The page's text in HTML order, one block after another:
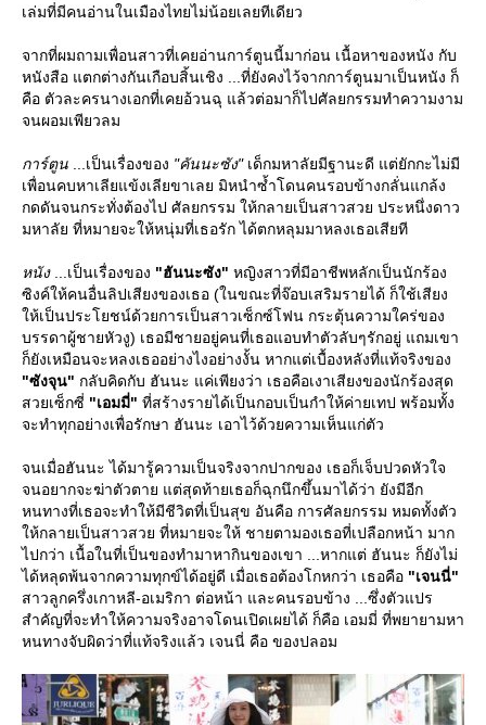
เล่มที่มีคนอ่านในเมืองไทยไม่น้อยเลยทีเดียว
จากที่ผมถามเพื่อนสาวที่เคยอ่านการ์ตูนนี้มาก่อน เนื้อหาของหนัง กับ
หนังสือ แตกต่างกันเกือบสิ้นเชิง ...ที่ยังคงไว้จากการ์ตูนมาเป็นหนัง ก็
คือ ตัวละครนางเอกที่เคยอ้วนฉุ แล้วต่อมาก็ไปศัลยกรรมทำความงาม
จนผอมเพียวลม
การ์ตูน ...เป็นเรื่องของ "คันนะซัง"เด็กมหาลัยมีฐานะดี แต่ยักกะไม่มี
เพื่อนคบหาเลียแข้งเลียขาเลย มิหนำซ้ำโดนคนรอบข้างกลั่นแกล้ง
กดดันจนกระทั่งต้องไป ศัลยกรรม ให้กลายเป็นสาวสวย ประหนึ่งดาว
มหาลัย ที่หมายจะให้หนุ่มที่เธอรัก ได้ตกหลุมมาหลงเธอเสียที
หนัง...เป็นเรื่องของ "ฮันนะซัง" หญิงสาวที่มีอาชีพหลักเป็นนักร้อง
ซิงค์ให้คนอื่นลิปเสียงของเธอ (ในขณะที่จ๊อบเสริมรายได้ ก็ใช้เสียง
ห้เป็นประโยชน์ด้วยการเป็นสาวเซ็กซ์โฟน กระตุ้นความใคร่ของ
บรรดาผู้ชายหัวงู) เธอมีชายอยู่คนที่เธอแอบทำตัวลับๆรักอยู่ แถมเขา
ก็ยังเหมือนจะหลงเธออย่างไงอย่างงั้น หากแต่เบื้องหลังที่แท้จริงของ
"ซังจุน" กลับคิดกับ ฮันนะ แค่เพียงว่า เธอคือเงาเสียงของนักร้องสุด
สวยเซ็กซี่ "เอมมี่" ที่สร้างรายได้เป็นกอบเป็นกำให้ค่ายเทป พร้อมทั้ง
จะทำทุกอย่างเพื่อรักษา ฮันนะ เอาไว้ด้วยความเห็นแก่ตัว
จนเมื่อฮันนะ ได้มารู้ความเป็นจริงจากปากของ เธอก็เจ็บปวดหัวใจ
จนอยากจะฆ่าตัวตาย แต่สุดท้ายเธอก็ฉุกนึกขึ้นมาได้ว่า ยังมีอีก
หนทางที่เธอจะทำให้มีชีวิตที่เป็นสุข อันคือ การศัลยกรรม หมดทั้งตัว
ห้กลายเป็นสาวสวย ที่หมายจะให้ ชายตามองเธอที่เปลือกหน้า มาก
ไปกว่า เนื้อในที่เป็นของทำมาหากินของเขา ...หากแต่ ฮันนะ ก็ยังไม่
ได้หลุดพ้นจากความทุกข์ได้อยู่ดี เมื่อเธอต้องโกหกว่า เธอคือ "เจนนี่"
สาวลูกครึ่งเกาหลี-อเมริกา ต่อหน้า และคนรอบข้าง ...ซึ่งตัวแปร
สำคัญที่จะทำให้ความจริงอาจโดนเปิดเผยได้ ก็คือ เอมมี่ ที่พยายามหา
หนทางจับผิดว่าที่แท้จริงแล้ว เจนนี่ คือ ของปลอม